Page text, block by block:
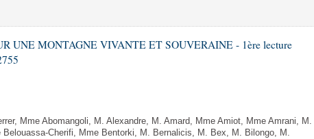
UNE MONTAGNE VIVANTE ET SOUVERAINE - 1ère lecture
Mme Abomangoli, M. Alexandre, M. Amard, Mme Amiot, Mme Amrani, M.
Belouassa-Cherifi, Mme Bentorki, M. Bernalicis, M. Bex, M. Bilongo, M.